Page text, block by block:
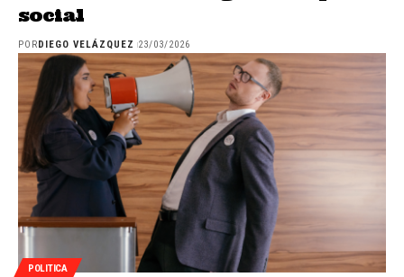
social
PORDIEGO VELÁZQUEZ 23/03/2026
POLITICA